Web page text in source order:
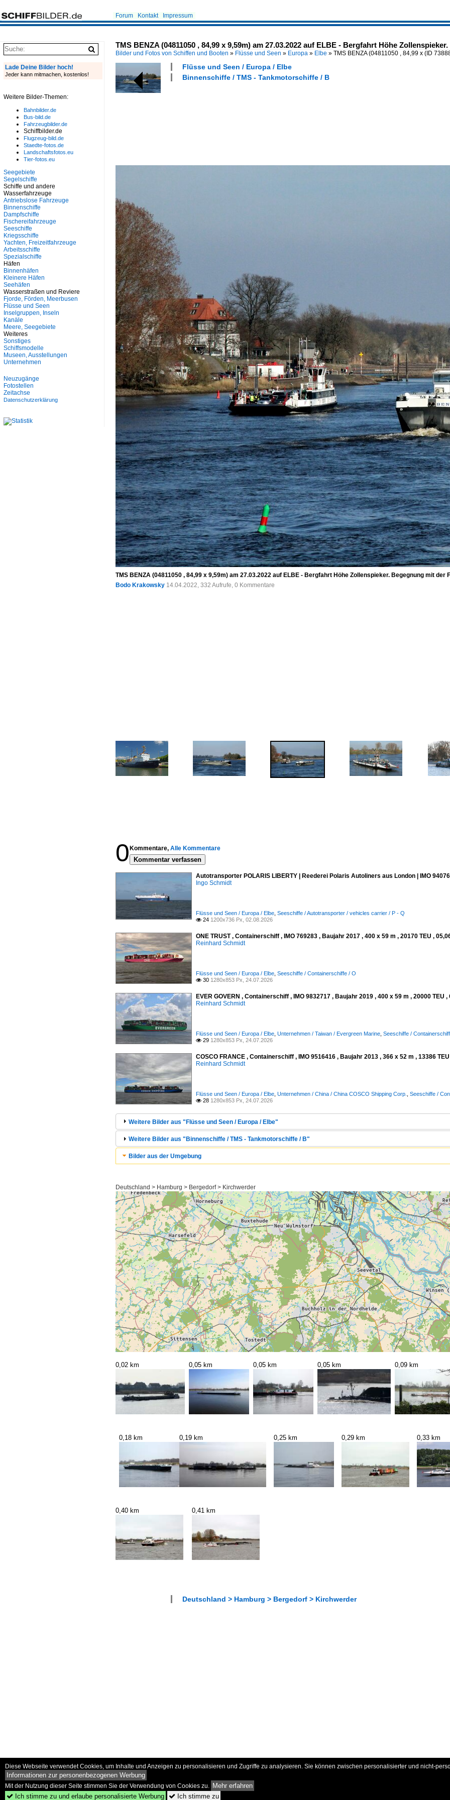
Forum Kontakt Impressum
TMS BENZA (04811050 , 84,99 x 9,59m) am 27.03.2022 auf ELBE - Bergfahrt Höhe Zollenspieker.
Bilder und Fotos von Schiffen und Booten » Flüsse und Seen » Europa » Elbe » TMS BENZA (04811050 , 84,99 x (ID
Flüsse und Seen / Europa / Elbe
Binnenschiffe / TMS - Tankmotorschiffe / B
TMS BENZA (04811050 , 84,99 x 9,59m) am 27.03.2022 auf ELBE - Bergfahrt Höhe Zollenspieker. Begegnung mit der
Bodo Krakowsky 14.04.2022, 332 Aufrufe, 0 Kommentare
0 Kommentare, Alle Kommentare
Kommentar verfassen
Autotransporter POLARIS LIBERTY | Reederei Polaris Autoliners aus London | IMO
Ingo Schmidt
Flüsse und Seen / Europa / Elbe Seeschiffe / Autotransporter / vehicles carrier / P - Q
 24 1200x736 Px, 02.08.2026
ONE TRUST , Containerschiff , IMO 769283 , Baujahr 2017 , 400 x 59 m , 20170 TEU ,
Reinhard Schmidt
Flüsse und Seen / Europa / Elbe Seeschiffe / Containerschiffe / O
 30 1280x853 Px, 24.07.2026
EVER GOVERN , Containerschiff , IMO 9832717 , Baujahr 2019 , 400 x 59 m , 20000 TEU
Reinhard Schmidt
Flüsse und Seen / Europa / Elbe Unternehmen / Taiwan / Evergreen Marine Seeschiffe /
 29 1280x853 Px, 24.07.2026
COSCO FRANCE , Containerschiff , IMO 9516416 , Baujahr 2013 , 366 x 52 m , 13386
Reinhard Schmidt
Flüsse und Seen / Europa / Elbe Unternehmen / China / China COSCO Shipping Corp. Seeschiffe /
 28 1280x853 Px, 24.07.2026
Weitere Bilder aus "Flüsse und Seen / Europa / Elbe"
Weitere Bilder aus "Binnenschiffe / TMS - Tankmotorschiffe / B"
Bilder aus der Umgebung
Deutschland > Hamburg > Bergedorf > Kirchwerder
0,02 km 0,05 km 0,05 km 0,05 km 0,09 km
0,18 km 0,19 km 0,25 km 0,29 km 0,33 km
0,40 km 0,41 km
Deutschland > Hamburg > Bergedorf > Kirchwerder
Lade Deine Bilder hoch!
Jeder kann mitmachen, kostenlos!
Weitere Bilder-Themen:
Bahnbilder.de
Bus-bild.de
Fahrzeugbilder.de
Schiffbilder.de
Flugzeug-bild.de
Staedte-fotos.de
Landschaftsfotos.eu
Tier-fotos.eu
Seegebiete
Segelschiffe
Schiffe und andere
Wasserfahrzeuge
Antriebslose Fahrzeuge
Binnenschiffe
Dampfschiffe
Fischereifahrzeuge
Seeschiffe
Kriegsschiffe
Yachten, Freizeitfahrzeuge
Arbeitsschiffe
Spezialschiffe
Häfen
Binnenhäfen
Kleinere Häfen
Seehäfen
Wasserstraßen und Reviere
Fjorde, Förden, Meerbusen
Flüsse und Seen
Inselgruppen, Inseln
Kanäle
Meere, Seegebiete
Weiteres
Sonstiges
Schiffsmodelle
Museen, Ausstellungen
Unternehmen
Neuzugänge
Fotostellen
Zeitachse
Datenschutzerklärung
Diese Webseite verwendet Cookies, um Inhalte und Anzeigen zu personalisieren und Zugriffe zu analysieren. Sie können zwischen personalisierter und nicht-
Informationen zur personenbezogenen Werbung
Mit der Nutzung dieser Seite stimmen Sie der Verwendung von Cookies zu. Mehr erfahren
 Ich stimme zu und erlaube personalisierte Werbung  Ich stimme zu